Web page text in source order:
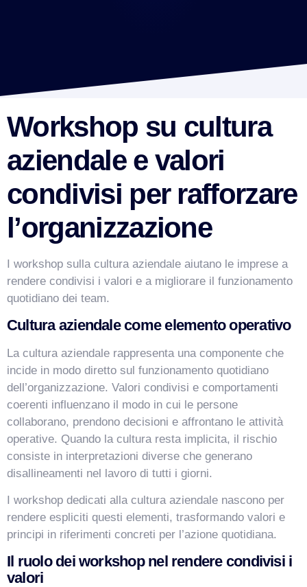
Workshop su cultura
aziendale e valori
condivisi per rafforzare
l’organizzazione
I workshop sulla cultura aziendale aiutano le imprese a
rendere condivisi i valori e a migliorare il funzionamento
quotidiano dei team.
Cultura aziendale come elemento operativo
La cultura aziendale rappresenta una componente che
incide in modo diretto sul funzionamento quotidiano
dell’organizzazione. Valori condivisi e comportamenti
coerenti influenzano il modo in cui le persone
collaborano, prendono decisioni e affrontano le attività
operative. Quando la cultura resta implicita, il rischio
consiste in interpretazioni diverse che generano
disallineamenti nel lavoro di tutti i giorni.
I workshop dedicati alla cultura aziendale nascono per
rendere espliciti questi elementi, trasformando valori e
principi in riferimenti concreti per l’azione quotidiana.
Il ruolo dei workshop nel rendere condivisi i
valori